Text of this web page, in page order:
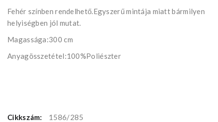
Fehér színben rendelhető.Egyszerű mintája miatt bármilyen
helyiségben jól mutat.
Magassága:300 cm
Anyagösszetétel:100%Poliészter
Cikkszám:
1586/285